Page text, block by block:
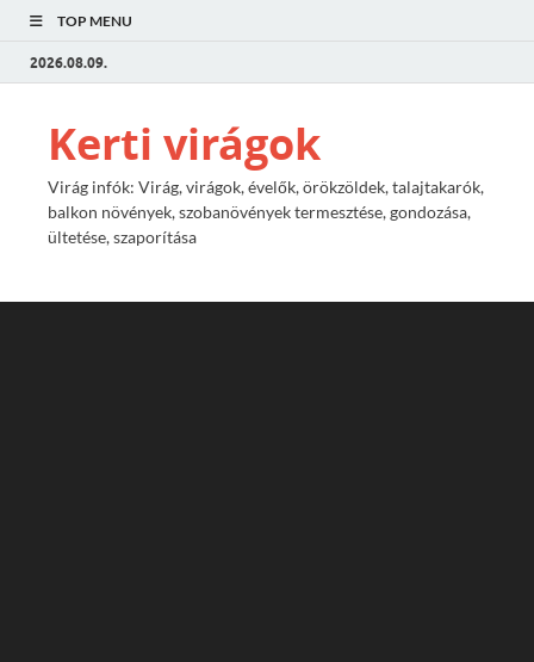
TOP MENU
2026.08.09.
Kerti virágok
Virág infók: Virág, virágok, évelők, örökzöldek, talajtakarók,
balkon növények, szobanövények termesztése, gondozása,
ültetése, szaporítása